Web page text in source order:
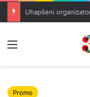
Promo